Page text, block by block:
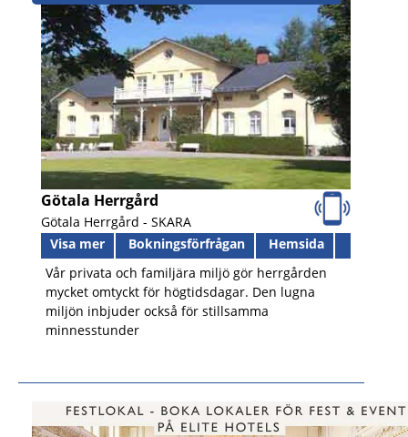
Götala Herrgård
Götala Herrgård - SKARA
Visa mer
Bokningsförfrågan
Hemsida
Vår privata och familjära miljö gör herrgården
mycket omtyckt för högtidsdagar. Den lugna
miljön inbjuder också för stillsamma
minnesstunder